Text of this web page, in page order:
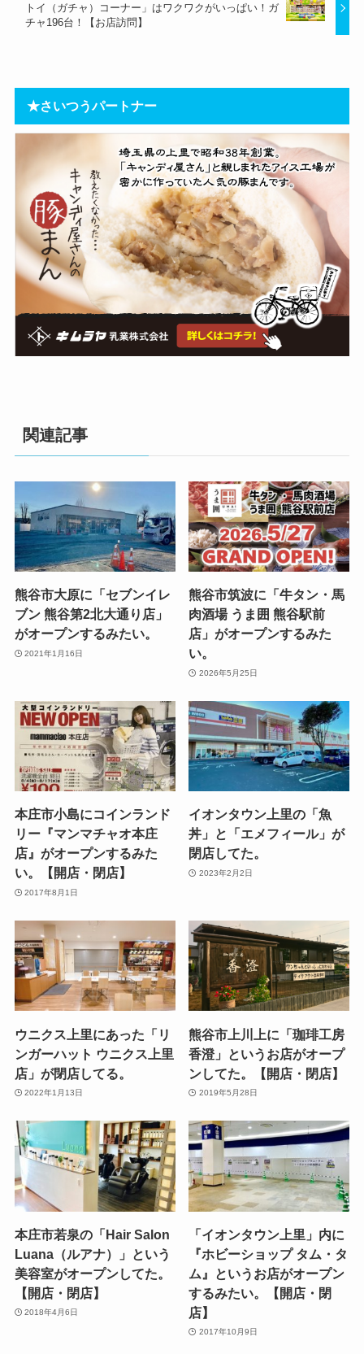
トイ（ガチャ）コーナー」はワクワクがいっぱい！ガ
チャ196台！【お店訪問】
★さいつうパートナー
関連記事
熊谷市大原に「セブンイレ
ブン 熊谷第2北大通り店」
がオープンするみたい。
2021年1月16日
熊谷市筑波に「牛タン・馬
肉酒場 うま囲 熊谷駅前
店」がオープンするみた
い。
2026年5月25日
本庄市小島にコインランド
リー『マンマチャオ本庄
店』がオープンするみた
い。【開店・閉店】
2017年8月1日
イオンタウン上里の「魚
丼」と「エメフィール」が
閉店してた。
2023年2月2日
ウニクス上里にあった「リ
ンガーハット ウニクス上里
店」が閉店してる。
2022年1月13日
熊谷市上川上に「珈琲工房
香澄」というお店がオープ
ンしてた。【開店・閉店】
2019年5月28日
本庄市若泉の「Hair Salon
Luana（ルアナ）」という
美容室がオープンしてた。
【開店・閉店】
2018年4月6日
「イオンタウン上里」内に
『ホビーショップ タム・タ
ム』というお店がオープン
するみたい。【開店・閉
店】
2017年10月9日